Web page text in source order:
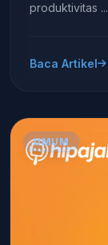
produktivitas ...
Baca Artikel
UMUM